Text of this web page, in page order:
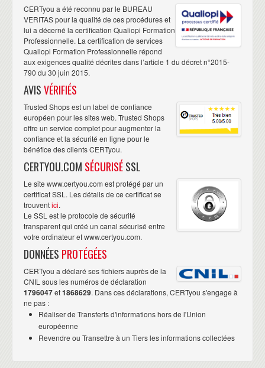
CERTyou a été reconnu par le BUREAU
VERITAS pour la qualité de ces procédures et
lui a décerné la certification Qualiopi Formation
Professionnelle. La certification de services
Qualiopi Formation Professionnelle répond
aux exigences qualité décrites dans l’article 1 du décret n°2015-
790 du 30 juin 2015.
AVISVÉRIFIÉS
Trusted Shops est un label de confiance
européen pour les sites web. Trusted Shops
offre un service complet pour augmenter la
confiance et la sécurité en ligne pour le
bénéfice des clients CERTyou.
CERTYOU.COM SÉCURISÉSSL
Le site www.certyou.com est protégé par un
certificat SSL. Les détails de ce certificat se
trouventici.
Le SSL est le protocole de sécurité
transparent qui créé un canal sécurisé entre
votre ordinateur et www.certyou.com.
DONNÉES PROTÉGÉES
CERTyou a déclaré ses fichiers auprès de la
CNIL sous les numéros de déclaration
1796047et1868629. Dans ces déclarations, CERTyou s'engage à
ne pas :
Réaliser de Transferts d'informations hors de l'Union
européenne
Revendre ou Transettre à un Tiers les informations collectées